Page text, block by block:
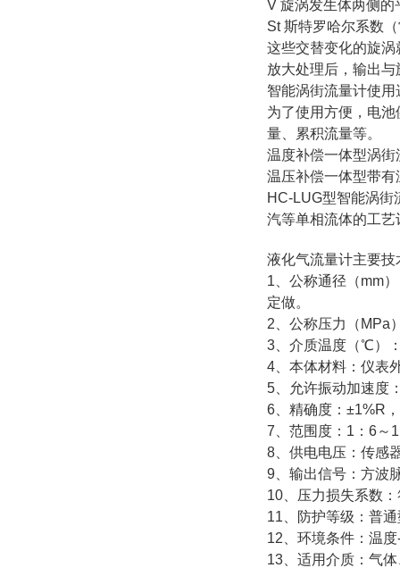
V 旋涡发生体两侧的
St 斯特罗哈尔系数
这些交替变化的旋
放大处理后，输出
智能涡街流量计使
为了使用方便，电
量、累积流量等。
温度补偿一体型涡
温压补偿一体型带
HC-LUG型智能涡
汽等单相流体的工
液化气流量计主要
1、公称通径（mm
定做。
2、公称压力（MPa
3、介质温度（℃）
4、本体材料：仪表
5、允许振动加速度
6、精确度：±1%R
7、范围度：1：6～
8、供电电压：传感
9、输出信号：方波
10、压力损失系数
11、防护等级：普
12、环境条件：温
13、适用介质：气